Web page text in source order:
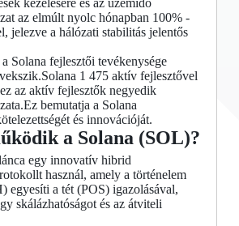
kezelésére és az üzemidő
az elmúlt nyolc hónapban 100% -
jelezve a hálózati stabilitás jelentős
Solana fejlesztői tevékenysége
1 475 aktív fejlesztővel
az aktív fejlesztők negyedik
bemutatja a Solana
és innovációját.
a Solana (SOL)?
egy innovatív hibrid
használ, amely a történelem
egyesíti a tét (POS) igazolásával,
skálázhatóságot és az átviteli